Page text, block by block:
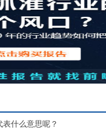
什么意思呢？